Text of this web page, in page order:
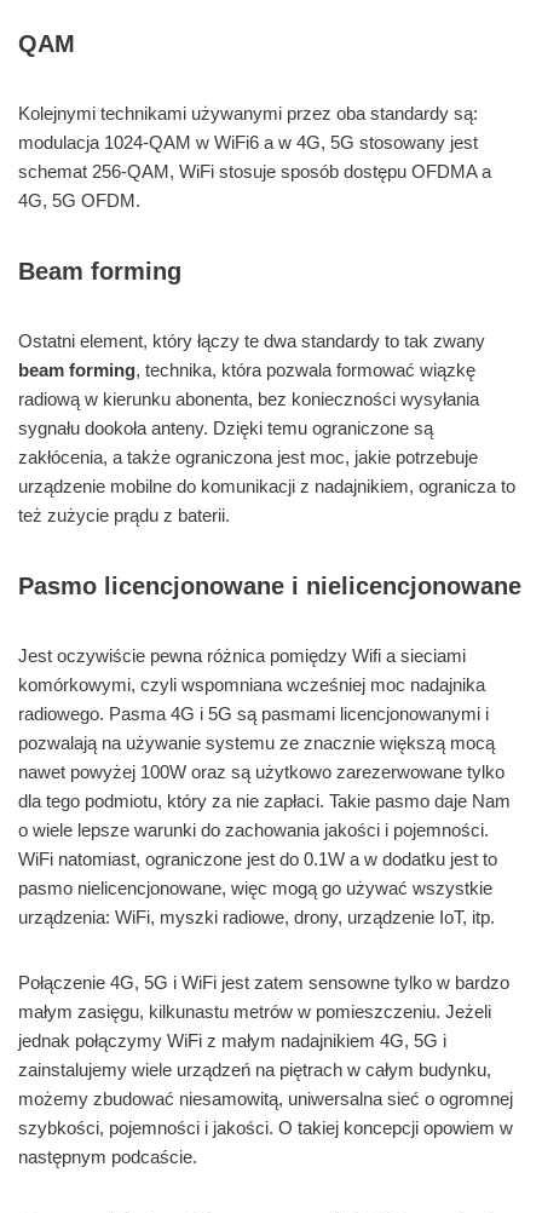
QAM
Kolejnymi technikami używanymi przez oba standardy są:
modulacja 1024-QAM w WiFi6 a w 4G, 5G stosowany jest
schemat 256-QAM, WiFi stosuje sposób dostępu OFDMA a
4G, 5G OFDM.
Beam forming
Ostatni element, który łączy te dwa standardy to tak zwany
beam forming, technika, która pozwala formować wiązkę
radiową w kierunku abonenta, bez konieczności wysyłania
sygnału dookoła anteny. Dzięki temu ograniczone są
zakłócenia, a także ograniczona jest moc, jakie potrzebuje
urządzenie mobilne do komunikacji z nadajnikiem, ogranicza to
też zużycie prądu z baterii.
Pasmo licencjonowane i nielicencjonowane
Jest oczywiście pewna różnica pomiędzy Wifi a sieciami
komórkowymi, czyli wspomniana wcześniej moc nadajnika
radiowego. Pasma 4G i 5G są pasmami licencjonowanymi i
pozwalają na używanie systemu ze znacznie większą mocą
nawet powyżej 100W oraz są użytkowo zarezerwowane tylko
dla tego podmiotu, który za nie zapłaci. Takie pasmo daje Nam
o wiele lepsze warunki do zachowania jakości i pojemności.
WiFi natomiast, ograniczone jest do 0.1W a w dodatku jest to
pasmo nielicencjonowane, więc mogą go używać wszystkie
urządzenia: WiFi, myszki radiowe, drony, urządzenie IoT, itp.
Połączenie 4G, 5G i WiFi jest zatem sensowne tylko w bardzo
małym zasięgu, kilkunastu metrów w pomieszczeniu. Jeżeli
jednak połączymy WiFi z małym nadajnikiem 4G, 5G i
zainstalujemy wiele urządzeń na piętrach w całym budynku,
możemy zbudować niesamowitą, uniwersalna sieć o ogromnej
szybkości, pojemności i jakości. O takiej koncepcji opowiem w
następnym podcaście.